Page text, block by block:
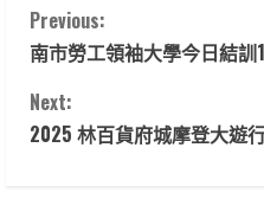
C
o
n
Previous:
南市勞工領袖大學今日結
Next:
2025 林百貨府城摩登大遊